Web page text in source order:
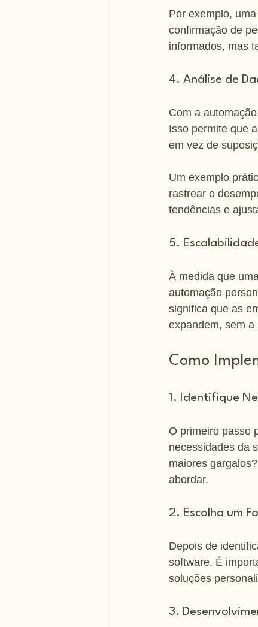
Por exemplo,
confirmação de
informados, mas
4. Análise de
Com a
Isso permite que
em vez de
Um exemplo
rastrear o
tendências e
5.
À medida que
automação
significa que as
expandem, sem
Como
1. Identifique
O primeiro passo
necessidades da
maiores
abordar.
2. Escolha um
Depois de
software. É
soluções
3.